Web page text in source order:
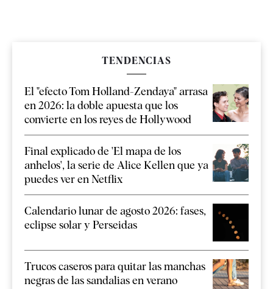
TENDENCIAS
El "efecto Tom Holland-Zendaya" arrasa
en 2026: la doble apuesta que los
convierte en los reyes de Hollywood
Final explicado de 'El mapa de los
anhelos', la serie de Alice Kellen que ya
puedes ver en Netflix
Calendario lunar de agosto 2026: fases,
eclipse solar y Perseidas
Trucos caseros para quitar las manchas
negras de las sandalias en verano